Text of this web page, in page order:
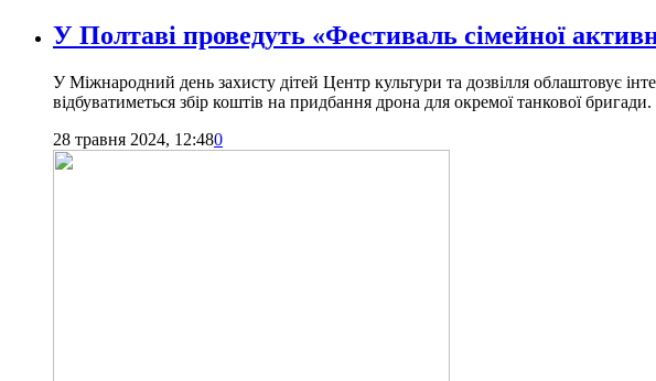
У Полтаві проведуть «Фестиваль сімейної
У Міжнародний день захисту дітей Центр культури та дозвілля облаштовує
відбуватиметься збір коштів на придбання дрона для окремої танкової бригади.
28 травня 2024, 12:480